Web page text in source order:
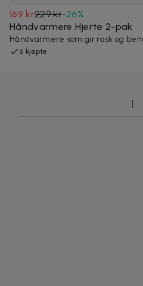
169 kr229 kr-26%
Håndvarmere Hjerte 2-pak
Håndvarmere som gir rask og
6 kjøpte